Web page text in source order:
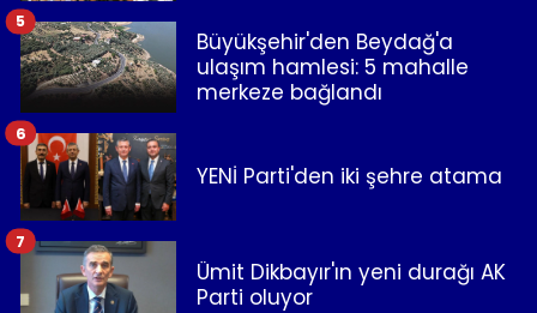
Büyükşehir'den Beydağ'a
ulaşım hamlesi: 5 mahalle
merkeze bağlandı
5
YENİ Parti'den iki şehre atama
6
Ümit Dikbayır'ın yeni durağı AK
Parti oluyor
7